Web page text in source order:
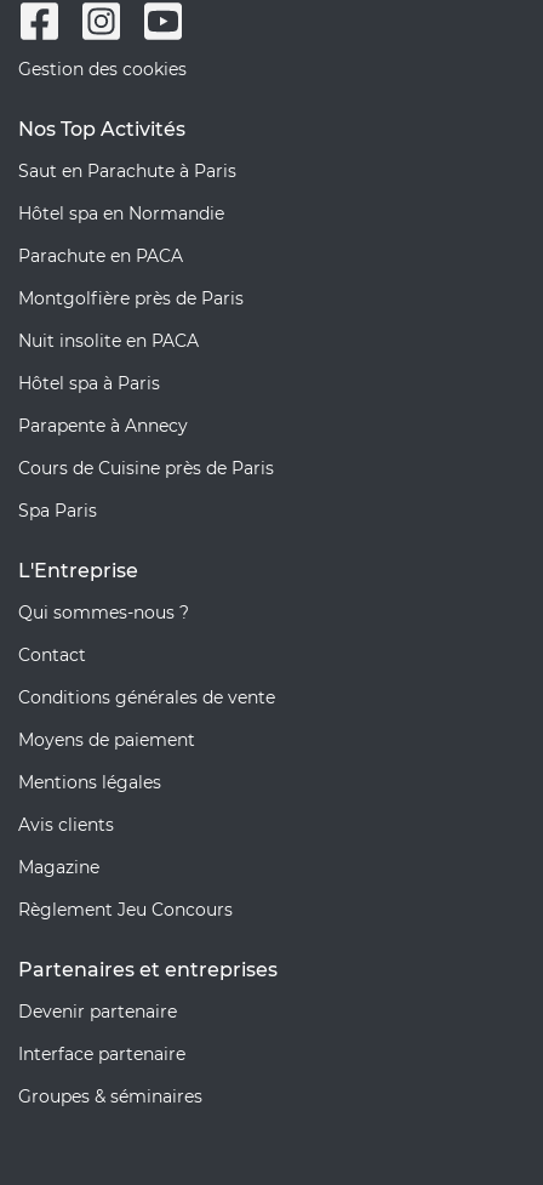
Gestion des cookies
Nos Top Activités
Saut en Parachute à Paris
Hôtel spa en Normandie
Parachute en PACA
Montgolfière près de Paris
Nuit insolite en PACA
Hôtel spa à Paris
Parapente à Annecy
Cours de Cuisine près de Paris
Spa Paris
L'Entreprise
Qui sommes-nous ?
Contact
Conditions générales de vente
Moyens de paiement
Mentions légales
Avis clients
Magazine
Règlement Jeu Concours
Partenaires et entreprises
Devenir partenaire
Interface partenaire
Groupes & séminaires